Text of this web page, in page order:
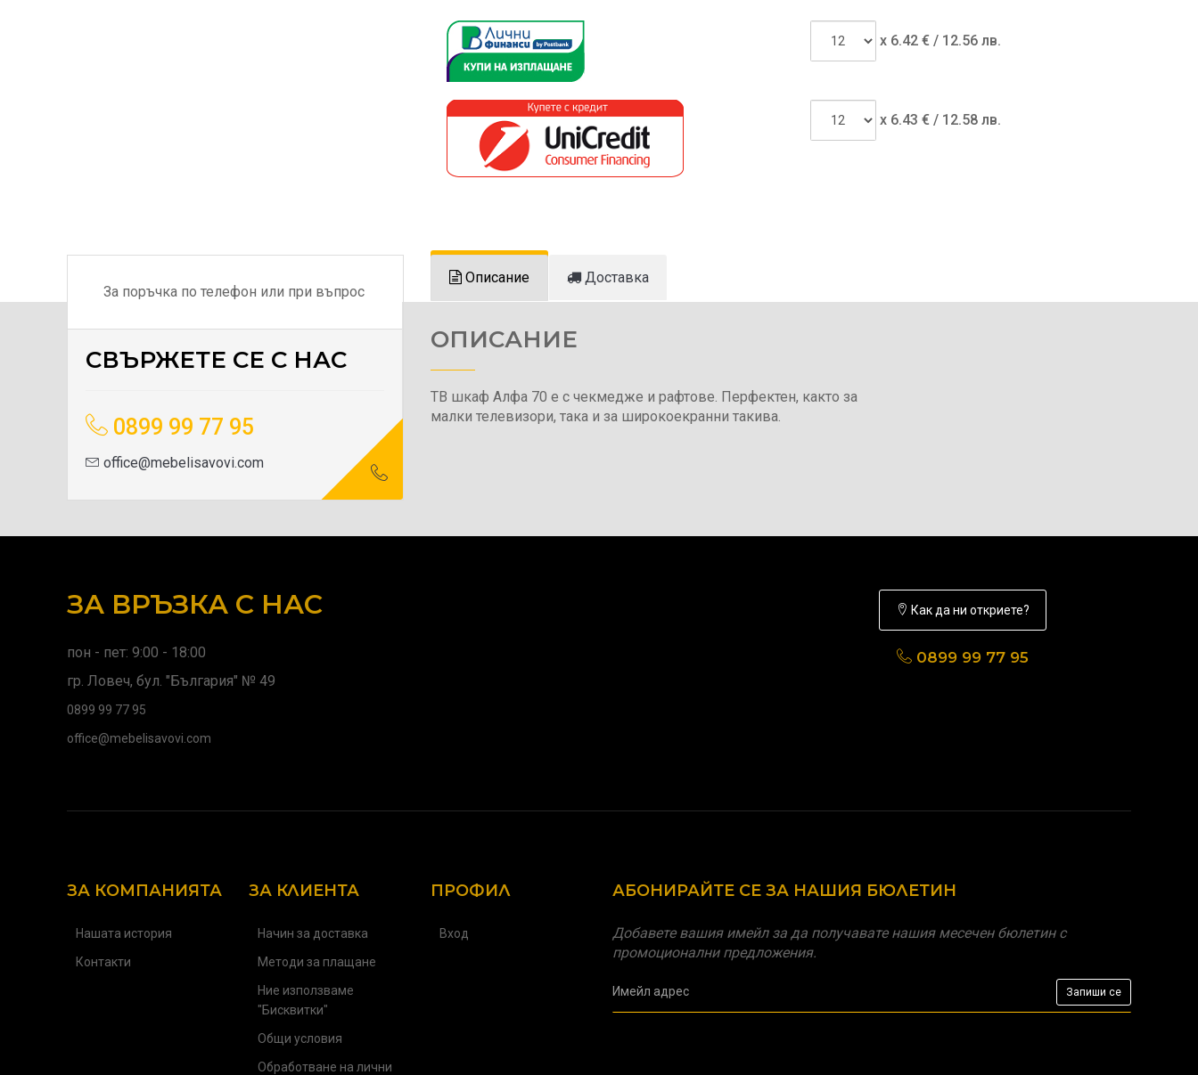
x 6.42€ / 12.56 лв.
x 6.43 € / 12.58 лв.
За поръчка по телефон или при въпрос
СВЪРЖЕТЕ СЕ С НАС
0899 99 77 95
office@mebelisavovi.com
Описание Доставка
ОПИСАНИЕ
ТВ шкаф Алфа 70 е с чекмедже и рафтове. Перфектен, както за
малки телевизори, така и за широкоекранни такива.
ЗА ВРЪЗКА С НАС
пон - пет: 9:00 - 18:00
гр. Ловеч, бул. "България" № 49
0899 99 77 95
office@mebelisavovi.com
Как да ни откриете?
0899 99 77 95
ЗА КОМПАНИЯТА
Нашата история
Контакти
ЗА КЛИЕНТА
Начин за доставка
Методи за плащане
Ние използваме
"Бисквитки"
Общи условия
Обработване на лични
ПРОФИЛ
Вход
АБОНИРАЙТЕ СЕ ЗА НАШИЯ БЮЛЕТИН
Добавете вашия имейл за да получавате нашия месечен бюлетин с
промоционални предложения.